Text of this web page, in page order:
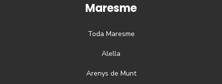
Maresme
Toda Maresme
Alella
Arenys de Munt